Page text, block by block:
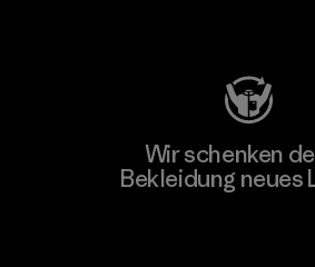
Wir schenken
Bekleidung neues